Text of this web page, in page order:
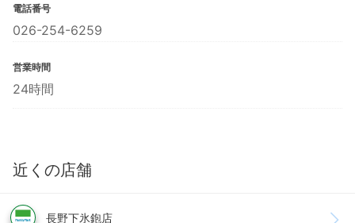
電話番号
026-254-6259
営業時間
24時間
近くの店舗
長野下氷鉋店